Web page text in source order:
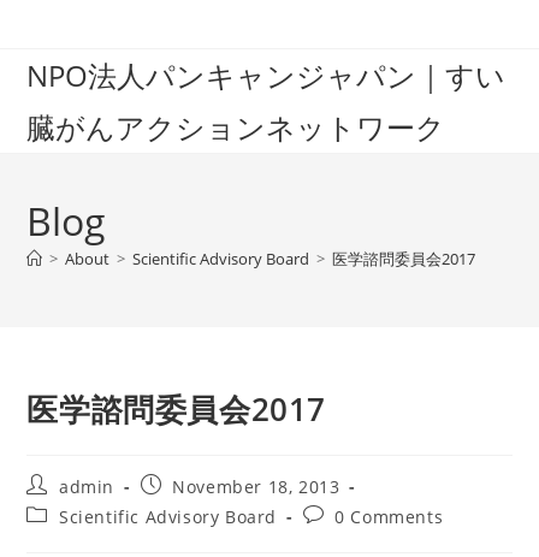
contentNPO法人パンキャンジャパン｜すい
臓がんアクションネットワーク
Blog
> About > Scientific Advisory Board > 医学諮問委員会2017
医学諮問委員会2017
Post
author:
admin
Post
published:
November 18, 2013
PostScientific Advisory Board
Post0 Comments